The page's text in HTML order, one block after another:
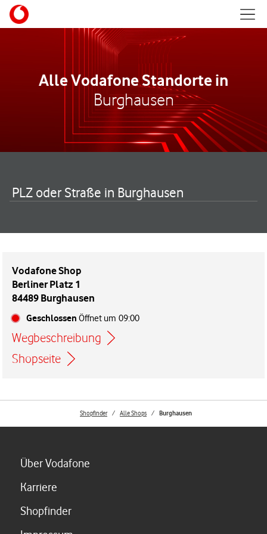
Skip to content
Alle Vodafone Standorte in
Burghausen
PLZ oder Straße in Burghausen
Vodafone Shop
Berliner Platz 1
84489 Burghausen
Geschlossen Öffnet um 09:00
Wegbeschreibung
Link öffnet in einem neuen Tab
Shopseite
Shopfinder Alle Shops Burghausen
Über Vodafone
Karriere
ShopfinderLink öffnet in einem neuen Tab